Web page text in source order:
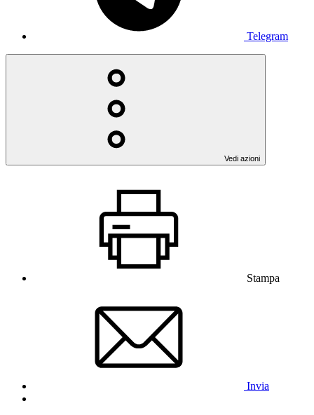
Telegram
Vedi azioni
Stampa
Invia